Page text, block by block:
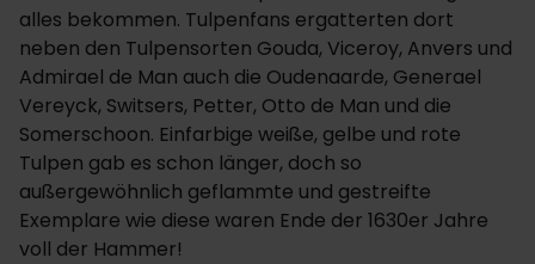
alles bekommen. Tulpenfans ergatterten dort
neben den Tulpensorten Gouda, Viceroy, Anvers und
Admirael de Man auch die Oudenaarde, Generael
Vereyck, Switsers, Petter, Otto de Man und die
Somerschoon. Einfarbige weiße, gelbe und rote
Tulpen gab es schon länger, doch so
außergewöhnlich geflammte und gestreifte
Exemplare wie diese waren Ende der 1630er Jahre
voll der Hammer!